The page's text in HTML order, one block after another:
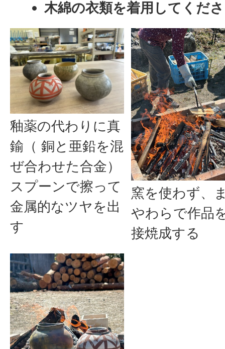
木綿の衣類を着用してくだ
釉薬の代わりに真
鍮（ 銅と亜鉛を混
ぜ合わせた合金）
スプーンで擦って
金属的なツヤを出
す
窯を使わず、
やわらで作品
接焼成する